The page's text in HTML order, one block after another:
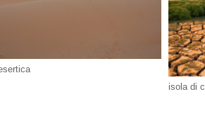
isola di